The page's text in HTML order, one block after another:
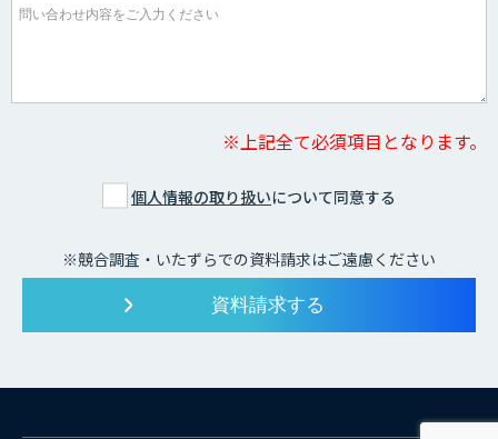
※上記全て必須項目となります。
個人情報の取り扱いについて同意する
※競合調査・いたずらでの資料請求はご遠慮ください